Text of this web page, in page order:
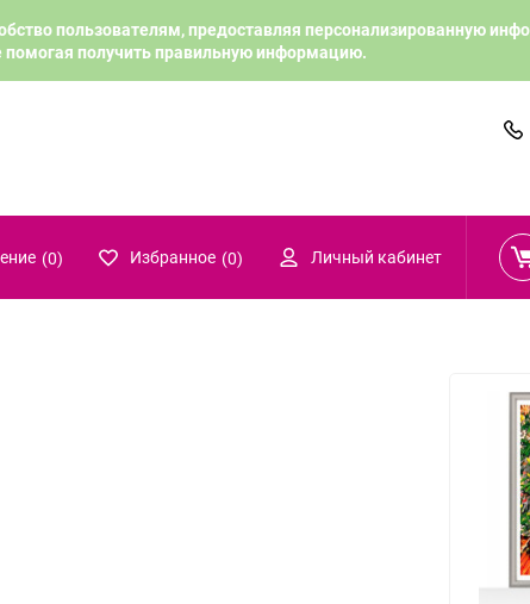
пользователям, предоставляя персонализированную
помогая получить правильную информацию.
(0) Избранное (0) Личный кабинет